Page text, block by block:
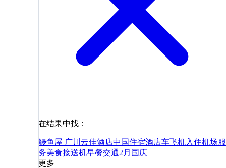
在结果中找：
鳗鱼屋 广川 云佳酒店中国住宿酒店车飞机入住机场服
务美食接送机早餐交通2月 国庆
更多